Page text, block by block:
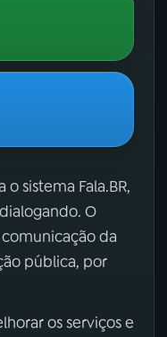
sistema Fala.BR,
O
da
pública, por
os serviços e